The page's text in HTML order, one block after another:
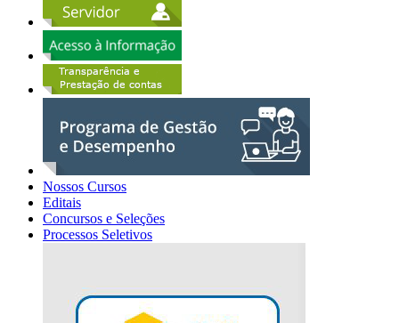
Nossos Cursos
Editais
Concursos e Seleções
Processos Seletivos